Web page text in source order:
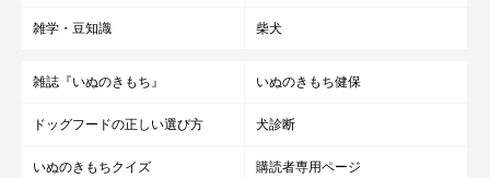
雑学・豆知識 柴犬
雑誌『いぬのきもち』 いぬのきもち健保
ドッグフードの正しい選び方 犬診断
いぬのきもちクイズ 購読者専用ページ